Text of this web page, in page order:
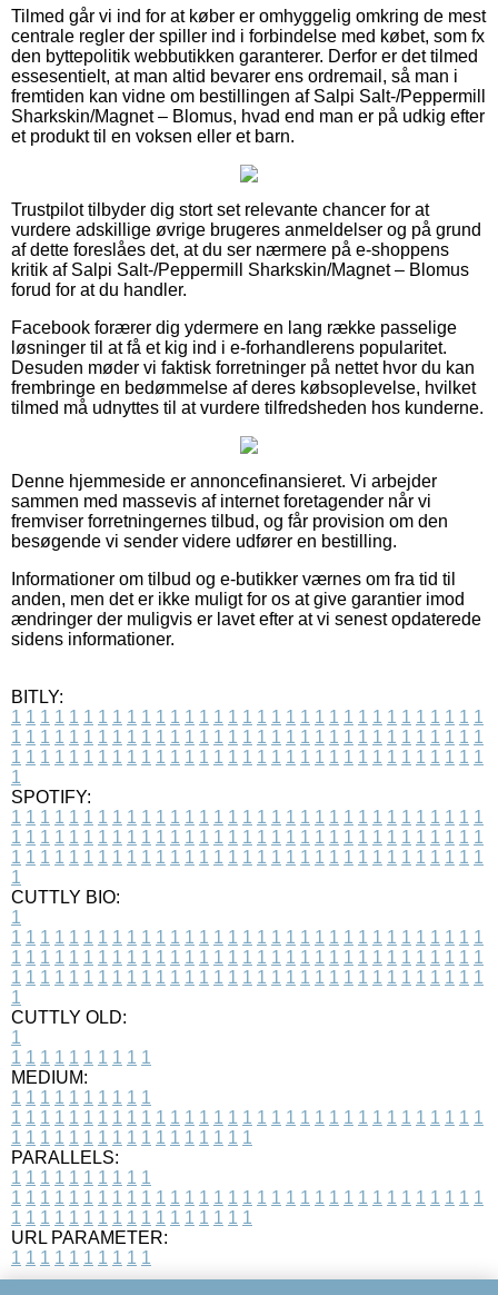
Tilmed går vi ind for at køber er omhyggelig omkring de mest
centrale regler der spiller ind i forbindelse med købet, som fx
den byttepolitik webbutikken garanterer. Derfor er det tilmed
essesentielt, at man altid bevarer ens ordremail, så man i
fremtiden kan vidne om bestillingen af Salpi Salt-/Peppermill
Sharkskin/Magnet – Blomus, hvad end man er på udkig efter
et produkt til en voksen eller et barn.
Trustpilot tilbyder dig stort set relevante chancer for at
vurdere adskillige øvrige brugeres anmeldelser og på grund
af dette foreslåes det, at du ser nærmere på e-shoppens
kritik af Salpi Salt-/Peppermill Sharkskin/Magnet – Blomus
forud for at du handler.
Facebook forærer dig ydermere en lang række passelige
løsninger til at få et kig ind i e-forhandlerens popularitet.
Desuden møder vi faktisk forretninger på nettet hvor du kan
frembringe en bedømmelse af deres købsoplevelse, hvilket
tilmed må udnyttes til at vurdere tilfredsheden hos kunderne.
Denne hjemmeside er annoncefinansieret. Vi arbejder
sammen med massevis af internet foretagender når vi
fremviser forretningernes tilbud, og får provision om den
besøgende vi sender videre udfører en bestilling.
Informationer om tilbud og e-butikker værnes om fra tid til
anden, men det er ikke muligt for os at give garantier imod
ændringer der muligvis er lavet efter at vi senest opdaterede
sidens informationer.
BITLY:
1 1 1 1 1 1 1 1 1 1 1 1 1 1 1 1 1 1 1 1 1 1 1 1 1 1 1 1 1 1 1 1 1
1 1 1 1 1 1 1 1 1 1 1 1 1 1 1 1 1 1 1 1 1 1 1 1 1 1 1 1 1 1 1 1 1
1 1 1 1 1 1 1 1 1 1 1 1 1 1 1 1 1 1 1 1 1 1 1 1 1 1 1 1 1 1 1 1 1
1
SPOTIFY:
1 1 1 1 1 1 1 1 1 1 1 1 1 1 1 1 1 1 1 1 1 1 1 1 1 1 1 1 1 1 1 1 1
1 1 1 1 1 1 1 1 1 1 1 1 1 1 1 1 1 1 1 1 1 1 1 1 1 1 1 1 1 1 1 1 1
1 1 1 1 1 1 1 1 1 1 1 1 1 1 1 1 1 1 1 1 1 1 1 1 1 1 1 1 1 1 1 1 1
1
CUTTLY BIO:
1
1 1 1 1 1 1 1 1 1 1 1 1 1 1 1 1 1 1 1 1 1 1 1 1 1 1 1 1 1 1 1 1 1
1 1 1 1 1 1 1 1 1 1 1 1 1 1 1 1 1 1 1 1 1 1 1 1 1 1 1 1 1 1 1 1 1
1 1 1 1 1 1 1 1 1 1 1 1 1 1 1 1 1 1 1 1 1 1 1 1 1 1 1 1 1 1 1 1 1
1
CUTTLY OLD:
1
1 1 1 1 1 1 1 1 1 1
MEDIUM:
1 1 1 1 1 1 1 1 1 1
1 1 1 1 1 1 1 1 1 1 1 1 1 1 1 1 1 1 1 1 1 1 1 1 1 1 1 1 1 1 1 1 1
1 1 1 1 1 1 1 1 1 1 1 1 1 1 1 1 1
PARALLELS:
1 1 1 1 1 1 1 1 1 1
1 1 1 1 1 1 1 1 1 1 1 1 1 1 1 1 1 1 1 1 1 1 1 1 1 1 1 1 1 1 1 1 1
1 1 1 1 1 1 1 1 1 1 1 1 1 1 1 1 1
URL PARAMETER:
1 1 1 1 1 1 1 1 1 1